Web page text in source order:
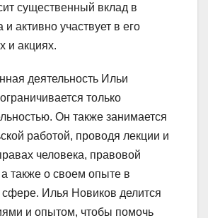
существенный вклад в
активно участвует в его
и акциях.
деятельность Ильи
только
Он также занимается
работой, проводя лекции и
человека, правовой
а также о своем опыте в
Илья Новиков делится
и опытом, чтобы помочь